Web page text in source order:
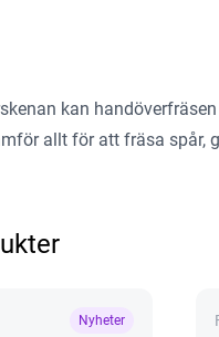
kan
allt för att fräsa spår,
Nyheter